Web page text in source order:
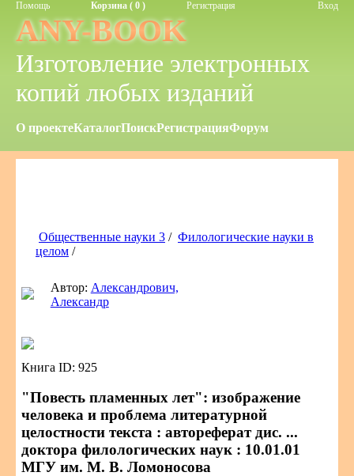
Помощь Корзина ( 0 ) Регистрация Вход
ANY-BOOK
Изготовление электронных
копий любых изданий
О проектеКаталогПоискРегистрацияФорум
Общественные науки 3 / Филологические науки в
целом /
Автор: Александрович,
Александр
Книга ID: 925
"Повесть пламенных лет": изображение
человека и проблема литературной
целостности текста : автореферат дис. ...
доктора филологических наук : 10.01.01
МГУ им. М. В. Ломоносова